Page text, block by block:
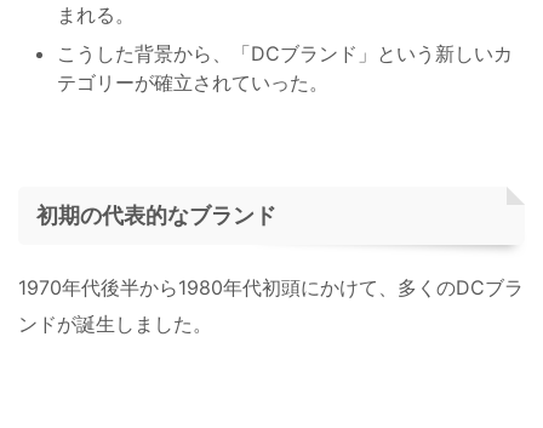
まれる。
こうした背景から、「DCブランド」という新しいカ
テゴリーが確立されていった。
初期の代表的なブランド
1970年代後半から1980年代初頭にかけて、多くのDCブラ
ンドが誕生しました。